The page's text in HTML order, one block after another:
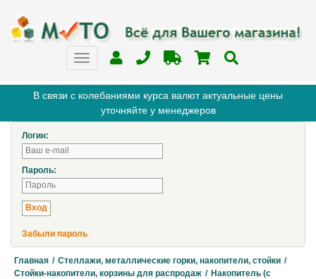
В связи с колебаниями курса валют актуальные цены
уточняйте у менеджеров
Логин:
Пароль:
Забыли пароль
Главная / Стеллажи, металлические горки, накопители, стойки /
Стойки-накопители, корзины для распродаж / Накопитель (с